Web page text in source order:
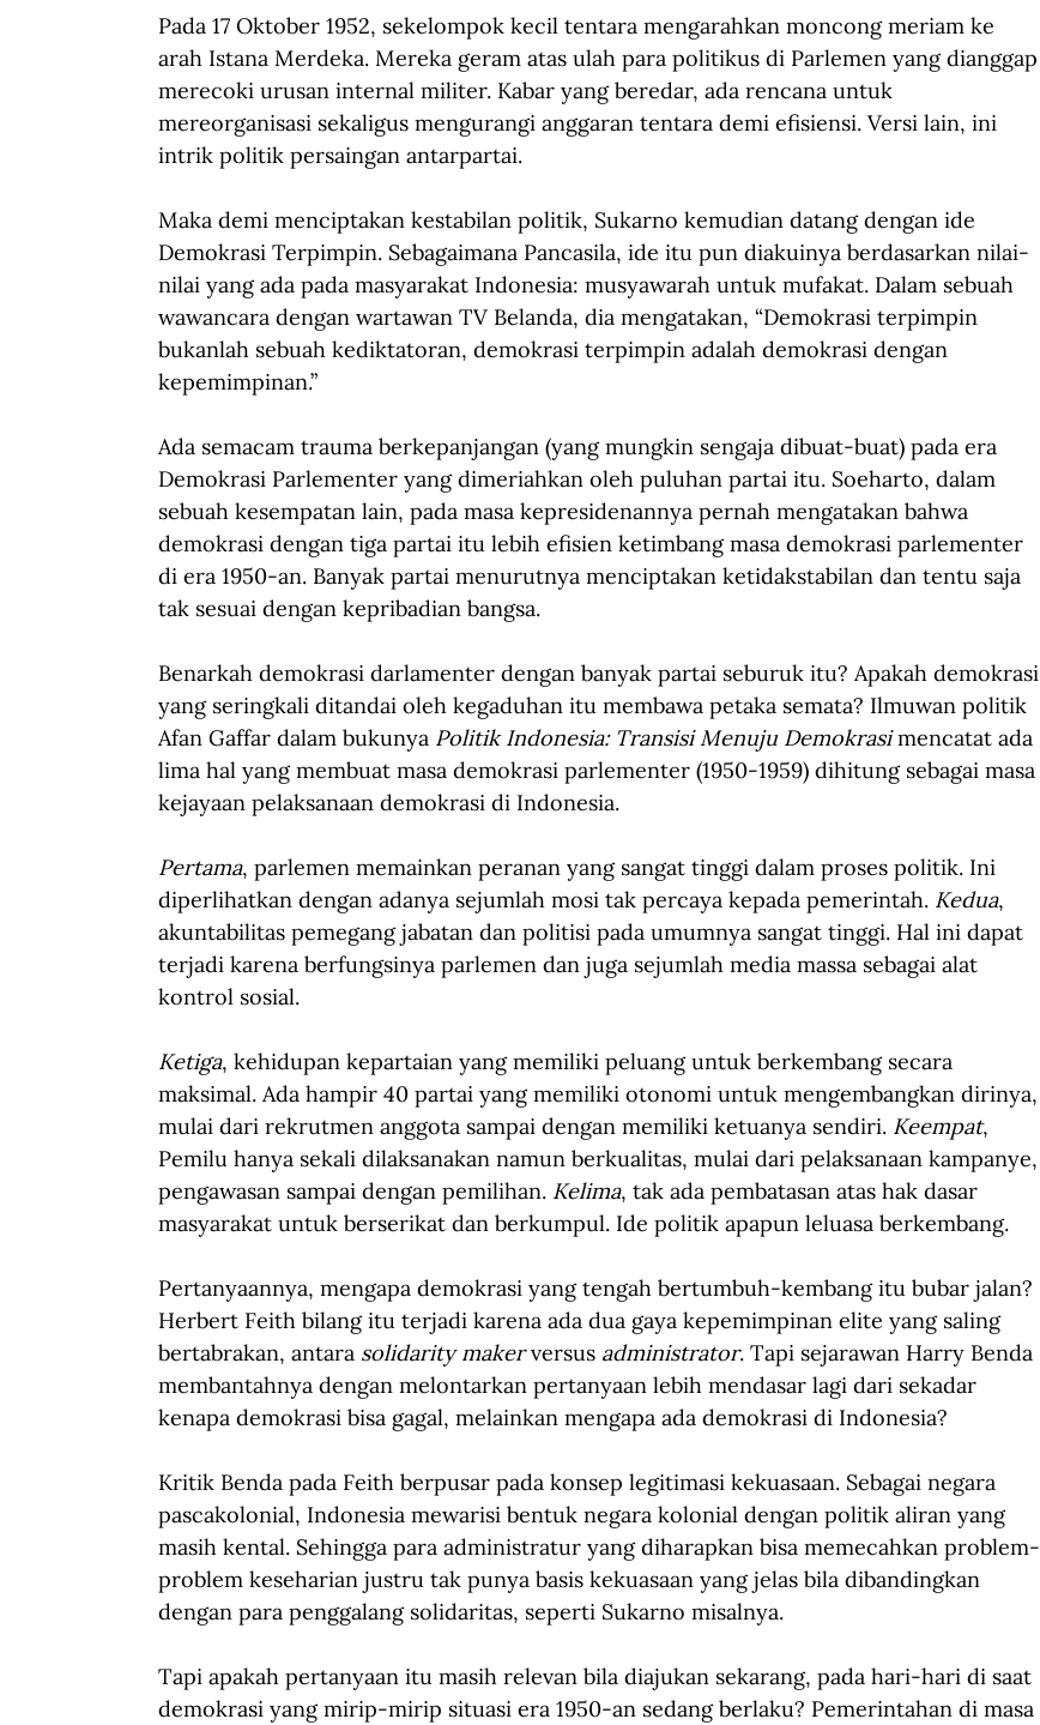
Pada 17 Oktober 1952, sekelompok kecil tentara mengarahkan moncong meriam ke
arah Istana Merdeka. Mereka geram atas ulah para politikus di Parlemen yang dianggap
merecoki urusan internal militer. Kabar yang beredar, ada rencana untuk
mereorganisasi sekaligus mengurangi anggaran tentara demi efisiensi. Versi lain, ini
intrik politik persaingan antarpartai.
Maka demi menciptakan kestabilan politik, Sukarno kemudian datang dengan ide
Demokrasi Terpimpin. Sebagaimana Pancasila, ide itu pun diakuinya berdasarkan nilai-
nilai yang ada pada masyarakat Indonesia: musyawarah untuk mufakat. Dalam sebuah
wawancara dengan wartawan TV Belanda, dia mengatakan, “Demokrasi terpimpin
bukanlah sebuah kediktatoran, demokrasi terpimpin adalah demokrasi dengan
kepemimpinan.”
Ada semacam trauma berkepanjangan (yang mungkin sengaja dibuat-buat) pada era
Demokrasi Parlementer yang dimeriahkan oleh puluhan partai itu. Soeharto, dalam
sebuah kesempatan lain, pada masa kepresidenannya pernah mengatakan bahwa
demokrasi dengan tiga partai itu lebih efisien ketimbang masa demokrasi parlementer
di era 1950-an. Banyak partai menurutnya menciptakan ketidakstabilan dan tentu saja
tak sesuai dengan kepribadian bangsa.
Benarkah demokrasi darlamenter dengan banyak partai seburuk itu? Apakah demokrasi
yang seringkali ditandai oleh kegaduhan itu membawa petaka semata? Ilmuwan politik
Afan Gaffar dalam bukunya Politik Indonesia: Transisi Menuju Demokrasi mencatat ada
lima hal yang membuat masa demokrasi parlementer (1950-1959) dihitung sebagai masa
kejayaan pelaksanaan demokrasi di Indonesia.
Pertama, parlemen memainkan peranan yang sangat tinggi dalam proses politik. Ini
diperlihatkan dengan adanya sejumlah mosi tak percaya kepada pemerintah. Kedua,
akuntabilitas pemegang jabatan dan politisi pada umumnya sangat tinggi. Hal ini dapat
terjadi karena berfungsinya parlemen dan juga sejumlah media massa sebagai alat
kontrol sosial.
Ketiga, kehidupan kepartaian yang memiliki peluang untuk berkembang secara
maksimal. Ada hampir 40 partai yang memiliki otonomi untuk mengembangkan dirinya,
mulai dari rekrutmen anggota sampai dengan memiliki ketuanya sendiri. Keempat,
Pemilu hanya sekali dilaksanakan namun berkualitas, mulai dari pelaksanaan kampanye,
pengawasan sampai dengan pemilihan. Kelima, tak ada pembatasan atas hak dasar
masyarakat untuk berserikat dan berkumpul. Ide politik apapun leluasa berkembang.
Pertanyaannya, mengapa demokrasi yang tengah bertumbuh-kembang itu bubar jalan?
Herbert Feith bilang itu terjadi karena ada dua gaya kepemimpinan elite yang saling
bertabrakan, antara solidarity maker versus administrator. Tapi sejarawan Harry Benda
membantahnya dengan melontarkan pertanyaan lebih mendasar lagi dari sekadar
kenapa demokrasi bisa gagal, melainkan mengapa ada demokrasi di Indonesia?
Kritik Benda pada Feith berpusar pada konsep legitimasi kekuasaan. Sebagai negara
pascakolonial, Indonesia mewarisi bentuk negara kolonial dengan politik aliran yang
masih kental. Sehingga para administratur yang diharapkan bisa memecahkan problem-
problem keseharian justru tak punya basis kekuasaan yang jelas bila dibandingkan
dengan para penggalang solidaritas, seperti Sukarno misalnya.
Tapi apakah pertanyaan itu masih relevan bila diajukan sekarang, pada hari-hari di saat
demokrasi yang mirip-mirip situasi era 1950-an sedang berlaku? Pemerintahan di masa